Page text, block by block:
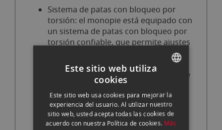
Sistema de patas con bloqueo por
torsión: el monopie está equipado con
un sistema de patas con bloqueo por
torsión confiable, que permite ajustes
característica garantiza una
instalación sin esfuerzo y permite que
los fotógrafos se adapten
rápidamente a las condiciones
cambiantes de la fotografía.
Empuñadura texturizada: una
ENGLISH
CATALAN
Este sitio web utiliza
cookies
Este sitio web usa cookies para mejorar la
experiencia del usuario. Al utilizar nuestro
sitio web, usted acepta todas las cookies de
acuerdo con nuestra Política de cookies. Más